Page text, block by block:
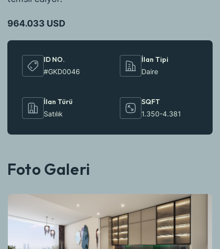
964.033 USD
ID NO.
#GKD0046
İlan Tipi
Daire
İlan Türü
Satılık
SQFT
1.350-4.381
Foto Galeri